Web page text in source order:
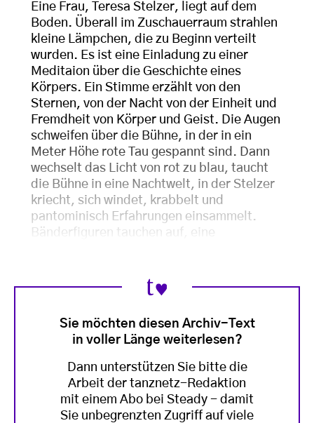
Eine Frau, Teresa Stelzer, liegt auf dem
Boden. Überall im Zuschauerraum strahlen
kleine Lämpchen, die zu Beginn verteilt
wurden. Es ist eine Einladung zu einer
Meditaion über die Geschichte eines
Körpers. Ein Stimme erzählt von den
Sternen, von der Nacht von der Einheit und
Fremdheit von Körper und Geist. Die Augen
schweifen über die Bühne, in der in ein
Meter Höhe rote Tau gespannt sind. Dann
wechselt das Licht von rot zu blau, taucht
die Bühne in eine Nachtwelt, in der Stelzer
kriecht, sich windet, krabbelt und
pantominisch Erfahrungen einsammelt.
Bänderfiguren tauchen auf, eine
Sie möchten diesen Archiv-Text
in voller Länge weiterlesen?
Dann unterstützen Sie bitte die
Arbeit der tanznetz-Redaktion
mit einem Abo bei Steady - damit
Sie unbegrenzten Zugriff auf viele